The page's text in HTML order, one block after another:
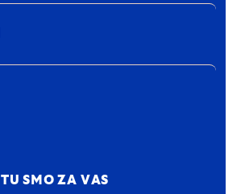
TU SMO ZA VAS